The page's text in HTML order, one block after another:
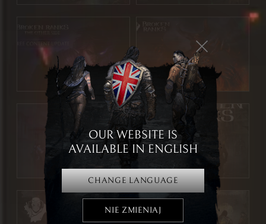
OUR WEBSITE IS
AVAILABLE IN ENGLISH
CHANGE LANGUAGE
NIE ZMIENIAJ